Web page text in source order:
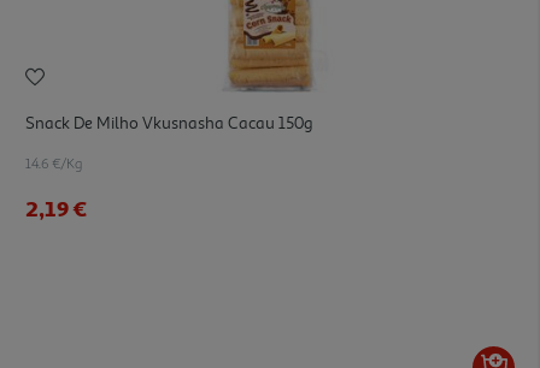
Snack De Milho Vkusnasha Cacau 150g
14.6 €/Kg
2,19 €